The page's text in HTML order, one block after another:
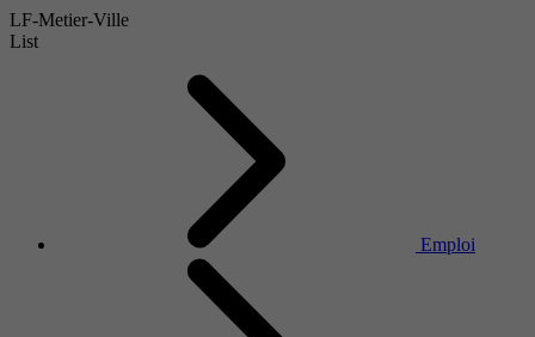
LF-Metier-Ville
List
Emploi